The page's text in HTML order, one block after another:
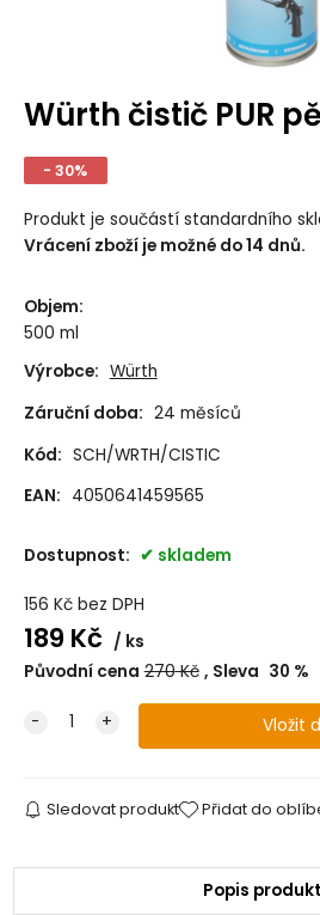
Würth čistič PUR
- 30%
Produkt je součástí standardního
Vrácení zboží je možné do 14 dnů.
Objem:
500 ml
Výrobce: Würth
Záruční doba: 24 měsíců
Kód: SCH/WRTH/CISTIC
EAN: 4050641459565
Dostupnost: skladem
156 Kč bez DPH
189 Kč
ks
Původní cena 270Kč Sleva 30 %
Sledovat produkt Přidat do
Popis